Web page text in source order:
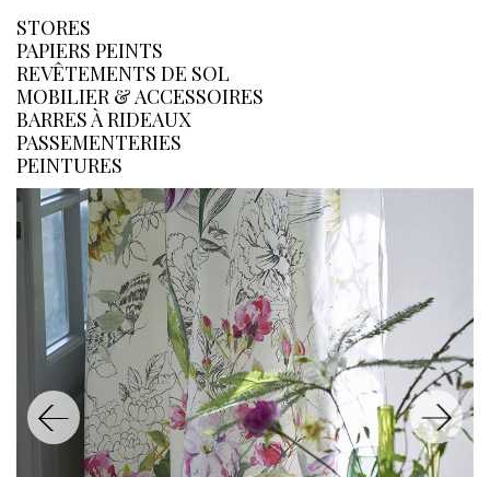
STORES
PAPIERS PEINTS
REVÊTEMENTS DE SOL
MOBILIER & ACCESSOIRES
BARRES À RIDEAUX
PASSEMENTERIES
PEINTURES